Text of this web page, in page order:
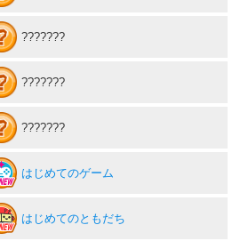
???????
???????
???????
はじめてのゲーム
はじめてのともだち